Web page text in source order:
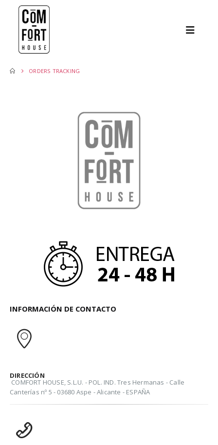
ORDERS TRACKING
INFORMACIÓN DE CONTACTO
DIRECCIÓN
COMFORT HOUSE, S.L.U. - POL. IND. Tres Hermanas - Calle
Canterías nº 5 - 03680 Aspe - Alicante - ESPAÑA